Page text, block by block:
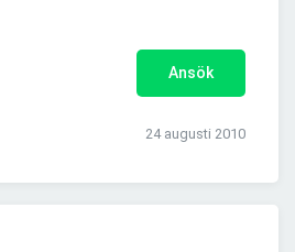
Ansök
24 augusti 2010